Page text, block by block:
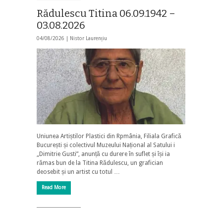
Rădulescu Titina 06.09.1942 –
03.08.2026
04/08/2026 | Nistor Laurențiu
Uniunea Artiștilor Plastici din Rpmânia, Filiala Grafică
București și colectivul Muzeului Național al Satului i
„Dimitrie Gusti”, anunță cu durere în suflet și își ia
rămas bun de la Titina Rădulescu, un grafician
deosebit și un artist cu totul …
Read More